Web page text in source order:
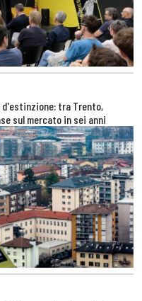
tra Trento,
sul mercato in sei anni